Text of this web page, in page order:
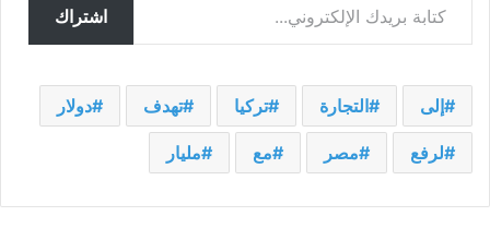
اشتراك
إلى التجارة تركيا تهدف دولار
لرفع مصر مع مليار